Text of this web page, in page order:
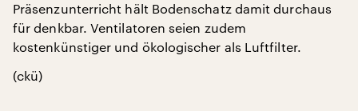
Präsenzunterricht hält Bodenschatz damit durchaus
für denkbar. Ventilatoren seien zudem
kostenkünstiger und ökologischer als Luftfilter.
(ckü)